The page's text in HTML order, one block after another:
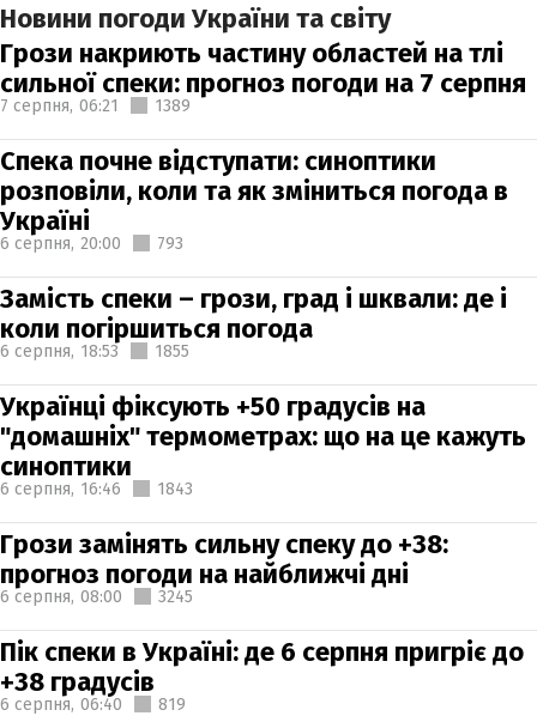
Новини погоди України та світу
Грози накриють частину областей на тлі
сильної спеки: прогноз погоди на 7 серпня
7 серпня, 06:21 1389
Спека почне відступати: синоптики
розповіли, коли та як зміниться погода в
Україні
6 серпня, 20:00 793
Замість спеки – грози, град і шквали: де і
коли погіршиться погода
6 серпня, 18:53 1855
Українці фіксують +50 градусів на
"домашніх" термометрах: що на це кажуть
синоптики
6 серпня, 16:46 1843
Грози замінять сильну спеку до +38:
прогноз погоди на найближчі дні
6 серпня, 08:00 3245
Пік спеки в Україні: де 6 серпня пригріє до
+38 градусів
6 серпня, 06:40 819